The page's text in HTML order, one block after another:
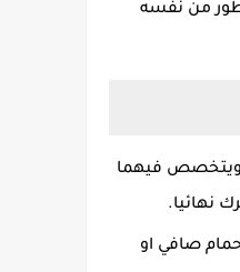
من نفسه
ويتخصص فيهما
نهائيا.
صافي او